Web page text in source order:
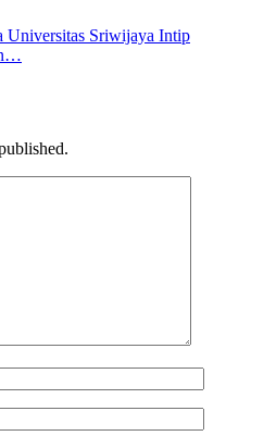
Universitas Sriwijaya Intip